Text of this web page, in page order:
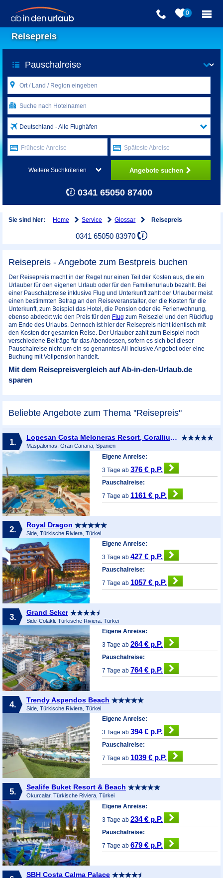
0
Reisepreis
Deutschland - Alle Flughäfen
Früheste Anreise Späteste Abreise
Weitere Suchkriterien Angebote suchen
0341 65050 87400
Sie sind hier: Home Service Glossar Reisepreis
0341 65050 83970
Reisepreis - Angebote zum Bestpreis buchen
Der Reisepreis macht in der Regel nur einen Teil der Kosten aus, die ein
Urlauber für den eigenen Urlaub oder für den Familienurlaub bezahlt. Bei
einer Pauschalpreise inklusive Flug und Unterkunft zahlt der Urlauber meist
einen bestimmten Betrag an den Reiseveranstalter, der die Kosten für die
Unterkunft, zum Beispiel das Hotel, die Pension oder die Ferienwohnung,
ebenso abdeckt wie den Preis für den Flug zum Reiseziel und den Rückflug
am Ende des Urlaubs. Dennoch ist hier der Reisepreis nicht identisch mit
den Kosten der gesamten Reise. Der Urlauber zahlt zum Beispiel noch
verschiedene Beiträge für das Abendessen, sofern es sich bei dieser
Pauschalreise nicht um ein so genanntes All Inclusive Angebot oder eine
Buchung mit Vollpension handelt.
Mit dem Reisepreisvergleich auf Ab-in-den-Urlaub.de
sparen
Beliebte Angebote zum Thema "Reisepreis"
1. Lopesan Costa Meloneras Resort, Corallium Spa & Casino
Maspalomas, Gran Canaria, Spanien
Eigene Anreise:
3 Tage ab376 € p.P.
Pauschalreise:
7 Tage ab 1161 € p.P.
2. Royal Dragon
Side, Türkische Riviera, Türkei
Eigene Anreise:
3 Tage ab427 € p.P.
Pauschalreise:
7 Tage ab 1057 € p.P.
3. Grand Seker
Side-Colakli, Türkische Riviera, Türkei
Eigene Anreise:
3 Tage ab264 € p.P.
Pauschalreise:
7 Tage ab 764 € p.P.
4. Trendy Aspendos Beach
Side, Türkische Riviera, Türkei
Eigene Anreise:
3 Tage ab394 € p.P.
Pauschalreise:
7 Tage ab 1039 € p.P.
5. Sealife Buket Resort & Beach
Okurcalar, Türkische Riviera, Türkei
Eigene Anreise:
3 Tage ab234 € p.P.
Pauschalreise:
7 Tage ab679 € p.P.
SBH Costa Calma Palace